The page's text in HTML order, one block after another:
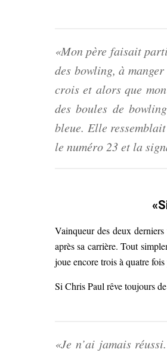
«Mon père faisait
des bowling, à
crois et alors que
des boules de
bleue. Elle
le numéro 23 et la
Vainqueur des deux
après sa carrière. Tout
joue encore trois à quatre
Si Chris Paul rêve toujours
«Je n’ai jamais